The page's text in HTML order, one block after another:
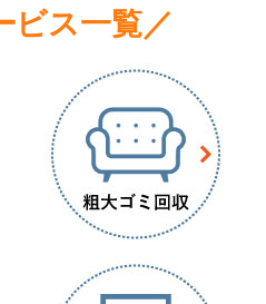
ビス一覧／